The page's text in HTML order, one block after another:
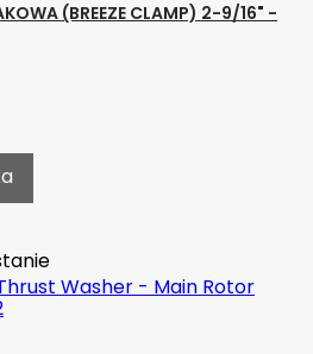
(BREEZE CLAMP) 2-9/16" -